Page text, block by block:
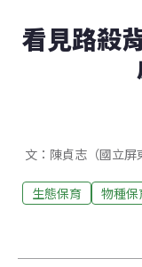
看見路殺
文：陳貞志（國立屏
生態保育 物種保